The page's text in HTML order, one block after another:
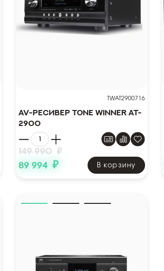
TWAT2900716
AV-ресивер Tone Winner AT-
2900
149 990 ₽
89 994 ₽ В корзину